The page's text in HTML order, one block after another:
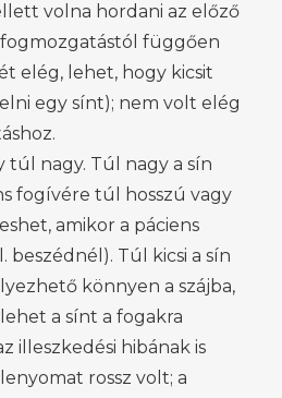
volna hordani az előző
fogmozgatástól függően
elég, lehet, hogy kicsit
egy sínt); nem volt elég
túl nagy. Túl nagy a sín
fogívére túl hosszú vagy
amikor a páciens
beszédnél). Túl kicsi a sín
könnyen a szájba,
a sínt a fogakra
illeszkedési hibának is
rossz volt; a